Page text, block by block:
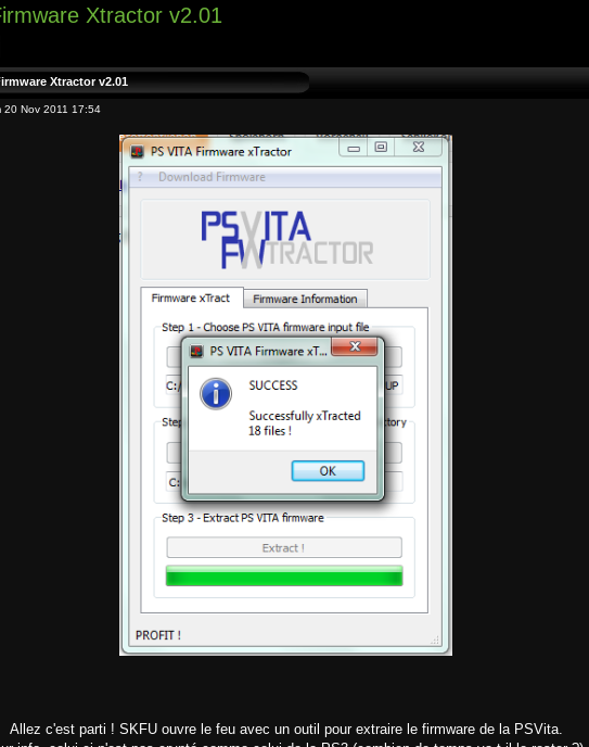
Xtractor v2.01
Xtractor v2.01
20 Nov 2011 17:54
Allez c'est parti ! SKFU ouvre le feu avec un outil pour extraire le firmware de la PSVita.